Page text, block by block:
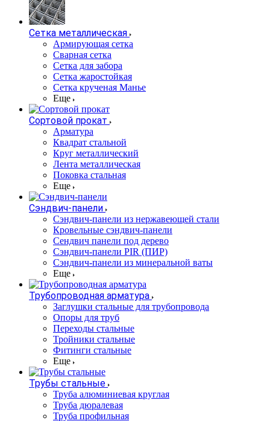
Сетка металлическая
Армирующая сетка
Сварная сетка
Сетка для забора
Сетка жаростойкая
Сетка крученая Манье
Еще
Сортовой прокат
Арматура
Квадрат стальной
Круг металлический
Лента металлическая
Поковка стальная
Еще
Сэндвич-панели
Cэндвич-панели из нержавеющей стали
Кровельные сэндвич-панели
Сендвич панели под дерево
Сэндвич-панели PIR (ПИР)
Сэндвич-панели из минеральной ваты
Еще
Трубопроводная арматура
Заглушки стальные для трубопровода
Опоры для труб
Переходы стальные
Тройники стальные
Фитинги стальные
Еще
Трубы стальные
Труба алюминиевая круглая
Труба дюралевая
Труба профильная